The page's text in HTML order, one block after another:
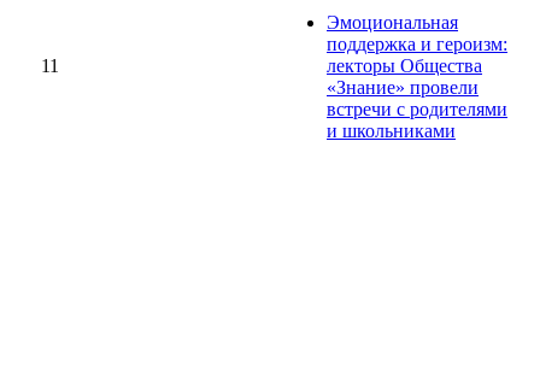
11
Эмоциональная
поддержка и героизм:
лекторы Общества
«Знание» провели
встречи с родителями
и школьниками